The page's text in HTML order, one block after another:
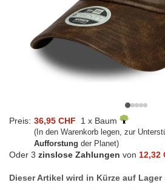
Preis: 36,95 CHF 1 x Baum
(In den Warenkorb legen, zur
Aufforstung der Planet)
Oder 3 zinslose Zahlungen von 12,32
Dieser Artikel wird in Kürze auf Lager